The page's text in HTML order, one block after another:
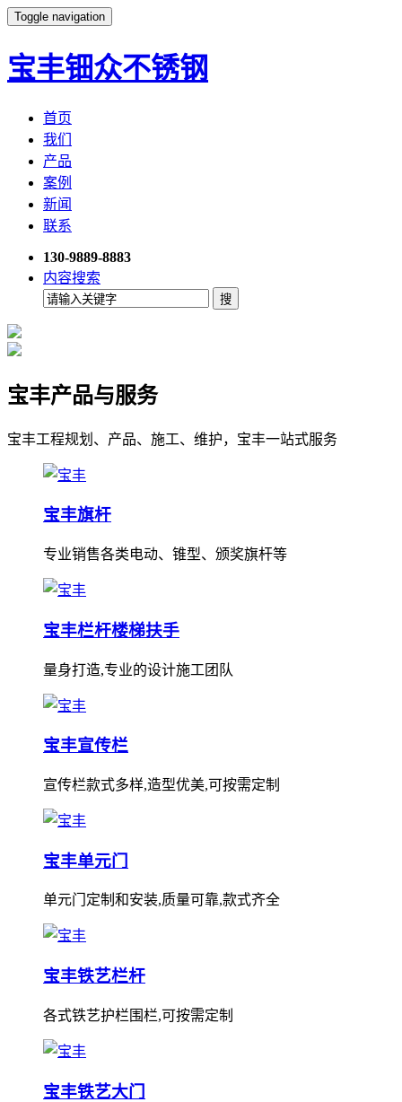
Toggle navigation
宝丰钿众不锈钢
首页
我们
产品
案例
新闻
联系
130-9889-8883
内容搜索
宝丰产品与服务
宝丰工程规划、产品、施工、维护，宝丰一站式服务
宝丰旗杆
专业销售各类电动、锥型、颁奖旗杆等
宝丰栏杆楼梯扶手
量身打造,专业的设计施工团队
宝丰宣传栏
宣传栏款式多样,造型优美,可按需定制
宝丰单元门
单元门定制和安装,质量可靠,款式齐全
宝丰铁艺栏杆
各式铁艺护栏围栏,可按需定制
宝丰铁艺大门